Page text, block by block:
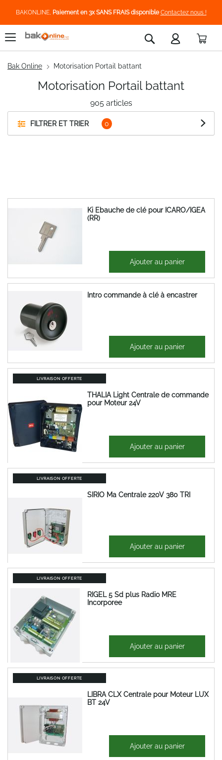
BAKONLINE, Paiement en 3x SANS FRAIS disponible Contactez nous !
Rechercher
Bak Online Motorisation Portail battant
FILTRER ET TRIER
905articles
Motorisation Portail battant
Ki Ebauche de clé pour ICARO/IGEA
(RR)
Ajouter au panier
Intro commande à clé à encastrer
44,82 € Ajouter au panier
LIVRAISON OFFERTE
THALIA Light Centrale de commande
pour Moteur 24V
545,34 € Ajouter au panier
LIVRAISON OFFERTE
SIRIO Ma Centrale 220V 380 TRI
638,67 € Ajouter au panier
LIVRAISON OFFERTE
RIGEL 5 Sd plus Radio MRE
Incorporee
560,64 €
467,20 € Ajouter au panier
LIVRAISON OFFERTE
LIBRA CLX Centrale pour Moteur LUX
BT 24V
485,92 € Ajouter au panier